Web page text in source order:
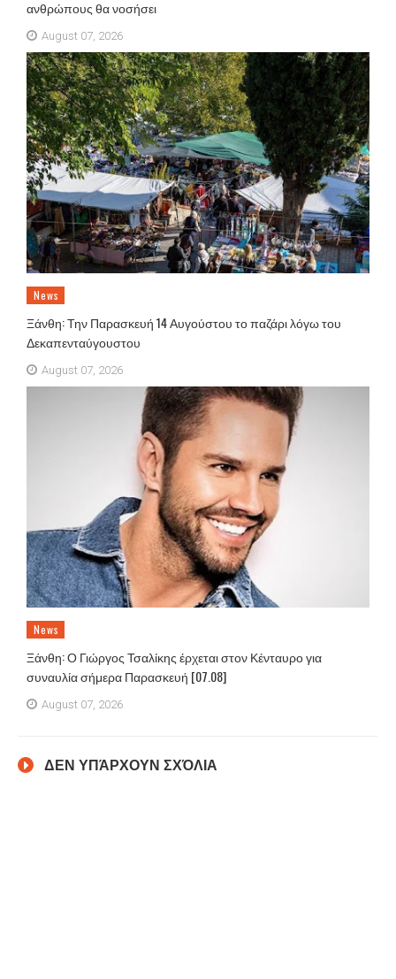
ανθρώπους θα νοσήσει
August 07, 2026
News
Ξάνθη: Την Παρασκευή 14 Αυγούστου το παζάρι λόγω του
Δεκαπενταύγουστου
August 07, 2026
News
Ξάνθη: Ο Γιώργος Τσαλίκης έρχεται στον Κένταυρο για
συναυλία σήμερα Παρασκευή [07.08]
August 07, 2026
ΔΕΝ ΥΠΆΡΧΟΥΝ ΣΧΌΛΙΑ